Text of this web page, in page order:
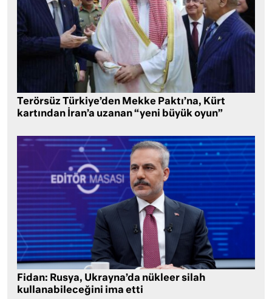
Terörsüz Türkiye’den Mekke Paktı’na, Kürt
kartından İran’a uzanan “yeni büyük oyun”
Fidan: Rusya, Ukrayna’da nükleer silah
kullanabileceğini ima etti